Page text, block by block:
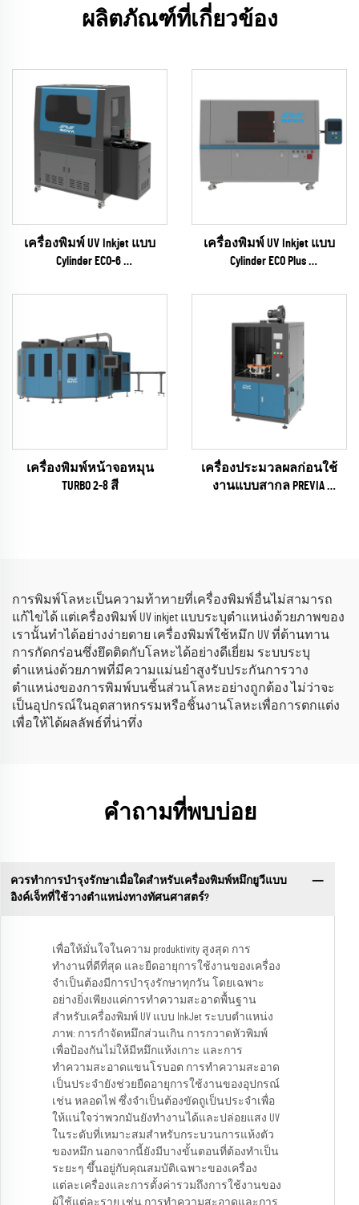
ผลิตภัณฑ์ที่เกี่ยวข้อง
เครื่องพิมพ์ UV Inkjet แบบ
Cylinder ECO-6
เครื่องพิมพ์ UV Inkjet แบบ
Cylinder ECO Plus
เครื่องพิมพ์หน้าจอหมุน
TURBO 2-8 สี
เครื่องประมวลผลก่อนใช้
งานแบบสากล PREVIA
การพิมพ์โลหะเป็นความท้าทายที่เครื่องพิมพ์อื่นไม่สามารถ
แก้ไขได้ แต่เครื่องพิมพ์ UV inkjet แบบระบุตำแหน่งด้วยภาพของ
เรานั้นทำได้อย่างง่ายดาย เครื่องพิมพ์ใช้หมึก UV ที่ต้านทาน
การกัดกร่อนซึ่งยึดติดกับโลหะได้อย่างดีเยี่ยม ระบบระบุ
ตำแหน่งด้วยภาพที่มีความแม่นยำสูงรับประกันการวาง
ตำแหน่งของการพิมพ์บนชิ้นส่วนโลหะอย่างถูกต้อง ไม่ว่าจะ
เป็นอุปกรณ์ในอุตสาหกรรมหรือชิ้นงานโลหะเพื่อการตกแต่ง
เพื่อให้ได้ผลลัพธ์ที่น่าทึ่ง
คำถามที่พบบ่อย
ควรทำการบำรุงรักษาเมื่อใดสำหรับเครื่องพิมพ์หมึกยูวีแบบ
อิงค์เจ็ทที่ใช้วางตำแหน่งทางทัศนศาสตร์?
เพื่อให้มั่นใจในความ produktivity สูงสุด การ
ทำงานที่ดีที่สุด และยืดอายุการใช้งานของเครื่อง
จำเป็นต้องมีการบำรุงรักษาทุกวัน โดยเฉพาะ
อย่างยิ่งเพียงแค่การทำความสะอาดพื้นฐาน
สำหรับเครื่องพิมพ์ UV แบบ InkJet ระบบตำแหน่ง
ภาพ: การกำจัดหมึกส่วนเกิน การกวาดหัวพิมพ์
เพื่อป้องกันไม่ให้มีหมึกแห้งเกาะ และการ
ทำความสะอาดแขนโรบอต การทำความสะอาด
เป็นประจำยังช่วยยืดอายุการใช้งานของอุปกรณ์
เช่น หลอดไฟ ซึ่งจำเป็นต้องขัดถูเป็นประจำเพื่อ
ให้แน่ใจว่าพวกมันยังทำงานได้และปล่อยแสง UV
ในระดับที่เหมาะสมสำหรับกระบวนการแห้งตัว
ของหมึก นอกจากนี้ยังมีบางขั้นตอนที่ต้องทำเป็น
ระยะๆ ขึ้นอยู่กับคุณสมบัติเฉพาะของเครื่อง
แต่ละเครื่องและการตั้งค่ารวมถึงการใช้งานของ
ผู้ใช้แต่ละราย เช่น การทำความสะอาดและการ